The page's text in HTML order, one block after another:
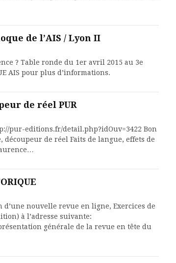
de l’AIS / Lyon II
? Table ronde du 1er avril 2015 au 3e
AIS pour plus d’informations.
de réel PUR
pur-editions.fr/detail.php?idOuv=3422 Bon
découpeur de réel Faits de langue, effets de
nouvelle revue en ligne, Exercices de
à l’adresse suivante:
générale de la revue en tête du